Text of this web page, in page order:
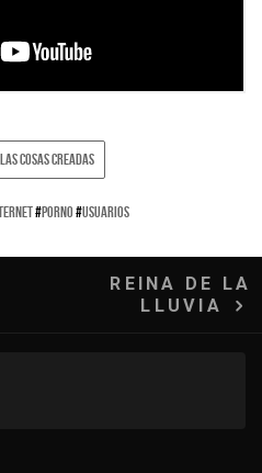
COSAS CREADAS
#PORNO#USUARIOS
REINA DE LA
LLUVIA